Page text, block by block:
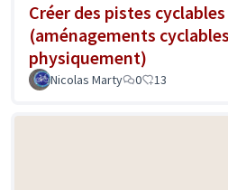
Créer des pistes cyclables
(aménagements
physiquement)
Nicolas Marty 0 13